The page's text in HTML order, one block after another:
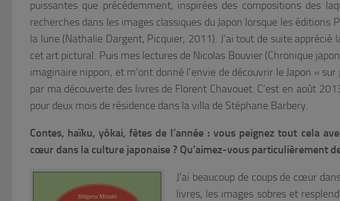
puissantes que précédemment, inspirées des compositions des
recherches dans les images classiques du Japon lorsque les éditions
la lune (Nathalie Dargent, Picquier, 2011). J’ai tout de suite
cet art pictural. Puis mes lectures de Nicolas Bouvier (Chronique
imaginaire nippon, et m’ont donné l’envie de découvrir le Japon «
par ma découverte des livres de Florent Chavouet. C’est en août
pour deux mois de résidence dans la villa de Stéphane Barbery.
Contes, haïku, yôkai, fêtes de l’année : vous peignez tout cela
cœur dans la culture japonaise ? Qu’aimez-vous particulièrement
J’ai beaucoup de coups de cœur
livres, les images sobres et